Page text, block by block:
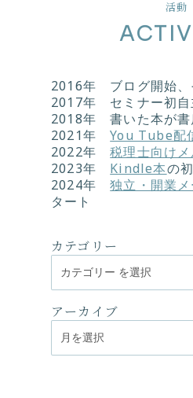
活動
2016年 ブログ開始、
2017年 セミナー初自
2018年 書いた本が書
2021年You Tube配
2022年税理士向け
2023年 Kindle本の
2024年独立・開業
タート
カテゴリー
アーカイブ